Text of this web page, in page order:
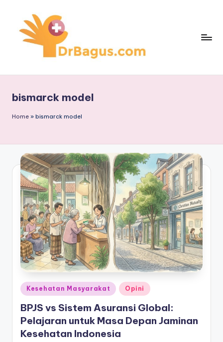
content
bismarck model
Home » bismarck model
Posted
in
Kesehatan Masyarakat Opini
BPJS vs Sistem Asuransi Global:
Pelajaran untuk Masa Depan Jaminan
Kesehatan Indonesia